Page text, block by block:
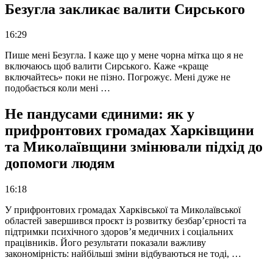
Безугла закликає валити Сирського
16:29
Пише мені Безугла. І каже що у мене чорна мітка що я не
включаюсь щоб валити Сирського. Каже «краще
включайтесь» поки не пізно. Погрожує. Мені дуже не
подобається коли мені …
Не пандусами єдиними: як у
прифронтових громадах Харківщини
та Миколаївщини змінювали підхід до
допомоги людям
16:18
У прифронтових громадах Харківської та Миколаївської
областей завершився проєкт із розвитку безбар’єрності та
підтримки психічного здоров’я медичних і соціальних
працівників. Його результати показали важливу
закономірність: найбільші зміни відбуваються не тоді, …